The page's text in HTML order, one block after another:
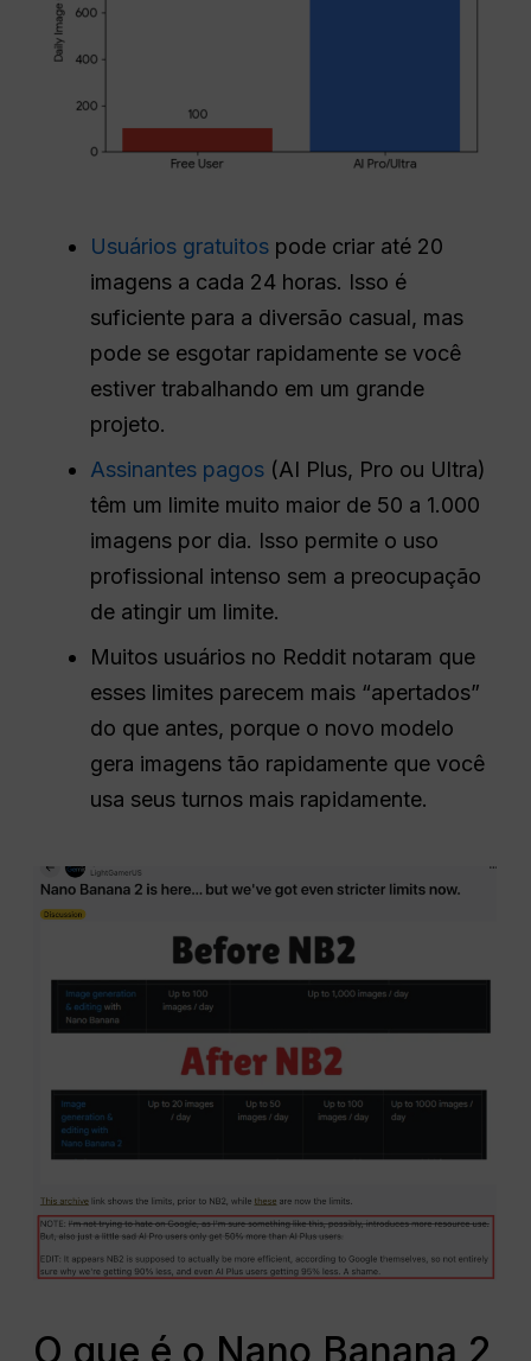
Usuários gratuitos pode criar até 20
imagens a cada 24 horas. Isso é
suficiente para a diversão casual, mas
pode se esgotar rapidamente se você
estiver trabalhando em um grande
projeto.
Assinantes pagos (AI Plus, Pro ou Ultra)
têm um limite muito maior de 50 a 1.000
imagens por dia. Isso permite o uso
profissional intenso sem a preocupação
de atingir um limite.
Muitos usuários no Reddit notaram que
esses limites parecem mais “apertados”
do que antes, porque o novo modelo
gera imagens tão rapidamente que você
usa seus turnos mais rapidamente.
O que é o Nano Banana 2